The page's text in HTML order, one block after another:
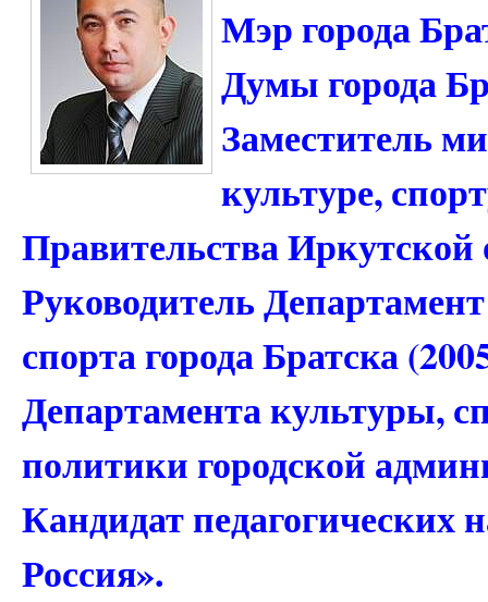
Мэр города
Думы города
Заместитель
культуре,
Правительства Иркутской
Руководитель
спорта города Братска
Департамента культуры,
политики городской
Кандидат педагогических
Россия».